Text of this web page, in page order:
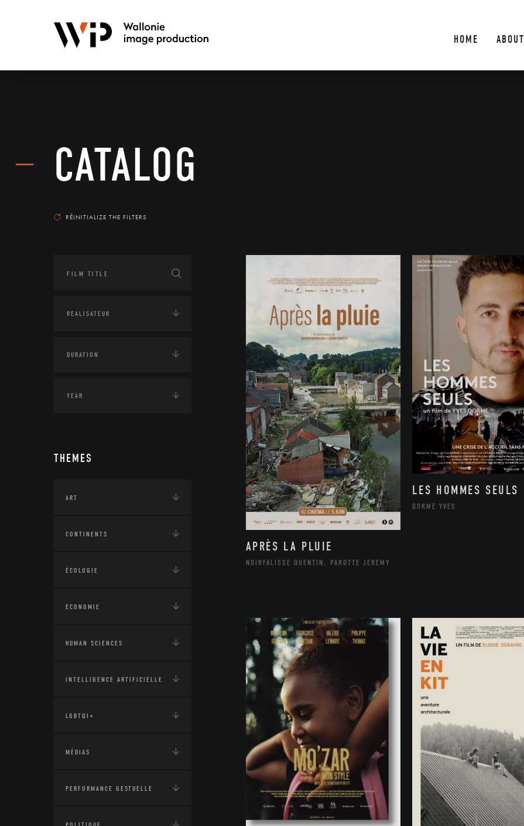
HOME ABOUT
CATALOG
RÉINITIALIZE THE FILTERS
THEMES
ART
CONTINENTS
ÉCOLOGIE
ECONOMIE
HUMAN SCIENCES
INTELLIGENCE ARTIFICIELLE
LGBTQI+
MÉDIAS
PERFORMANCE GESTUELLE
APRÈS LA PLUIE
NOIRFALISSE QUENTIN, PAROTTE JEREMY
LES HOMMES SEULS
DORME YVES